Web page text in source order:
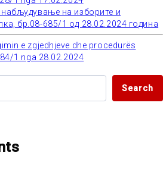
на изборите и
бр.08-685/1 од 28.02.2024 година
e zgjedhjeve dhe procedurës
1 nga 28.02.2024
Search